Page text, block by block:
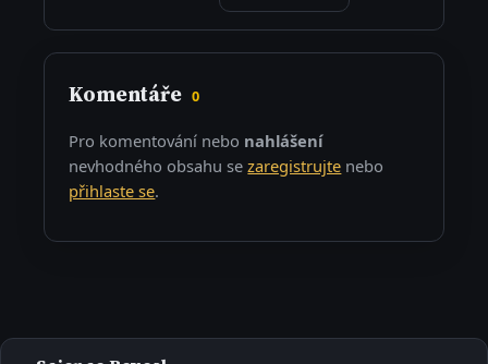
Komentáře 0
Pro komentování nebo nahlášení
nevhodného obsahu sezaregistrujte nebo
přihlaste se.